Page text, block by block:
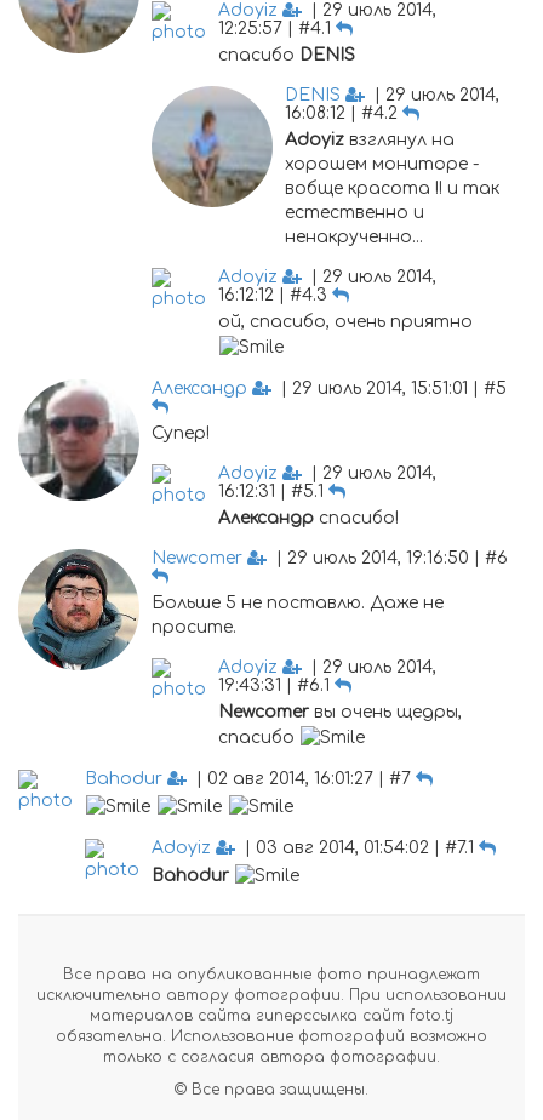
Adoyiz
| 29 июль 2014,
12:25:57 | #4.1
спасибо DENIS
DENIS
| 29 июль 2014,
16:08:12 | #4.2
Adoyiz взглянул на
хорошем мониторе -
вобще красота !! и так
естественно и
ненакрученно...
Adoyiz
| 29 июль 2014,
16:12:12 | #4.3
ой, спасибо, очень приятно
Александр | 29 июль 2014, 15:51:01 | #5
Супер!
Adoyiz
| 29 июль 2014,
16:12:31 | #5.1
Александр спасибо!
Newcomer | 29 июль 2014, 19:16:50 | #6
Больше 5 не поставлю. Даже не
просите.
Adoyiz
| 29 июль 2014,
19:43:31 | #6.1
Newcomer вы очень щедры,
спасибо
Bahodur | 02 авг 2014, 16:01:27 | #7
Adoyiz
| 03 авг 2014, 01:54:02 | #7.1
Bahodur
Все права на опубликованные фото принадлежат
исключительно автору фотографии. При использовании
материалов сайта гиперссылка сайт foto.tj
обязательна. Использование фотографий возможно
только с согласия автора фотографии.
© Все права защищены.